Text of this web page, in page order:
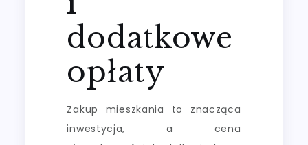
dodatkowe
opłaty
Zakup mieszkania to znacząca
inwestycja, a cena